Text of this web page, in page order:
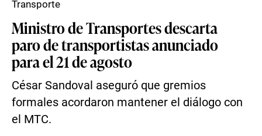
Ministro de Transportes descarta
paro de transportistas anunciado
para el 21 de agosto
César Sandoval aseguró que gremios
formales acordaron mantener el diálogo con
el MTC.
Transporte